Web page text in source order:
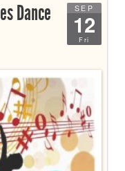
SEP
12
Fri
Dance